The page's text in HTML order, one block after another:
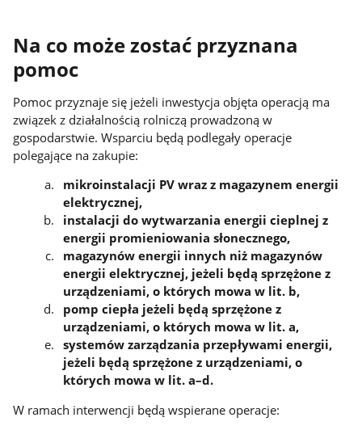
Na co może zostać przyznana
pomoc
Pomoc przyznaje się jeżeli inwestycja objęta operacją ma
związek z działalnością rolniczą prowadzoną w
gospodarstwie. Wsparciu będą podlegały operacje
polegające na zakupie:
mikroinstalacji PV wraz z magazynem energii
elektrycznej,
instalacji do wytwarzania energii cieplnej z
energii promieniowania słonecznego,
magazynów energii innych niż magazynów
energii elektrycznej, jeżeli będą sprzężone z
urządzeniami, o których mowa w lit. b,
pomp ciepła jeżeli będą sprzężone z
urządzeniami, o których mowa w lit. a,
systemów zarządzania przepływami energii,
jeżeli będą sprzężone z urządzeniami, o
których mowa w lit. a–d.
W ramach interwencji będą wspierane operacje: